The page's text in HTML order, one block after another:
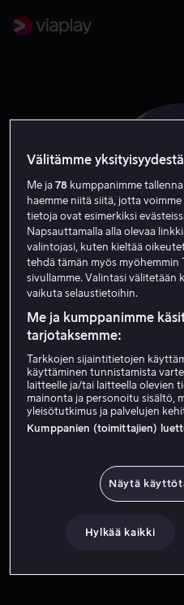
Bernie
Välitämme
Me ja78 kumppanimme
haemme niitä siitä, jotta
tietoja ovat esimerkiksi
Napsauttamalla alla olevaa
valintojasi, kuten kieltää
tehdä tämän myös
sivullamme. Valintasi välitetään
vaikuta selaustietoihin.
Me ja kumppanimme
tarjotaksemme:
Tarkkojen sijaintitietojen
käyttäminen tunnistamista
laitteelle ja/tai laitteella olevien
mainonta ja personoitu sisältö,
yleisötutkimus ja palvelujen
Kumppanien (toimittajien)
Näytä
Hylkää kaikki